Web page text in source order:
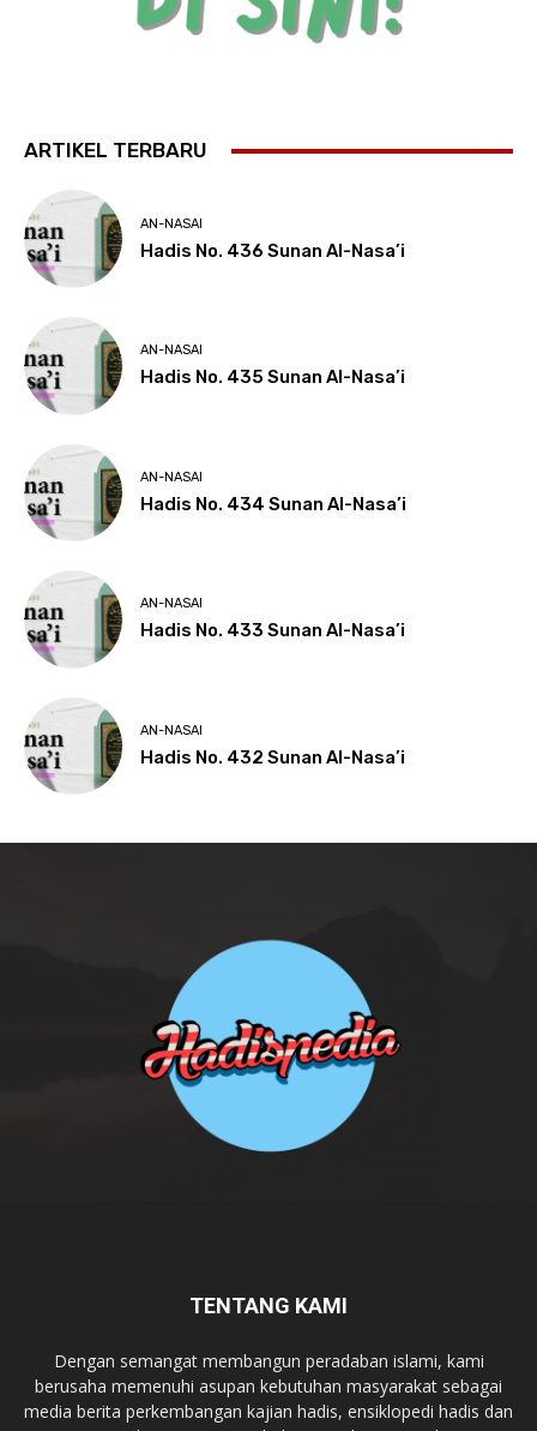
ARTIKEL TERBARU
AN-NASAI
Hadis No. 436 Sunan Al-Nasa’i
AN-NASAI
Hadis No. 435 Sunan Al-Nasa’i
AN-NASAI
Hadis No. 434 Sunan Al-Nasa’i
AN-NASAI
Hadis No. 433 Sunan Al-Nasa’i
AN-NASAI
Hadis No. 432 Sunan Al-Nasa’i
TENTANG KAMI
Dengan semangat membangun peradaban islami, kami
berusaha memenuhi asupan kebutuhan masyarakat sebagai
media berita perkembangan kajian hadis, ensiklopedi hadis dan